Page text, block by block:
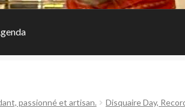
passionné et artisan. Disquaire Day,